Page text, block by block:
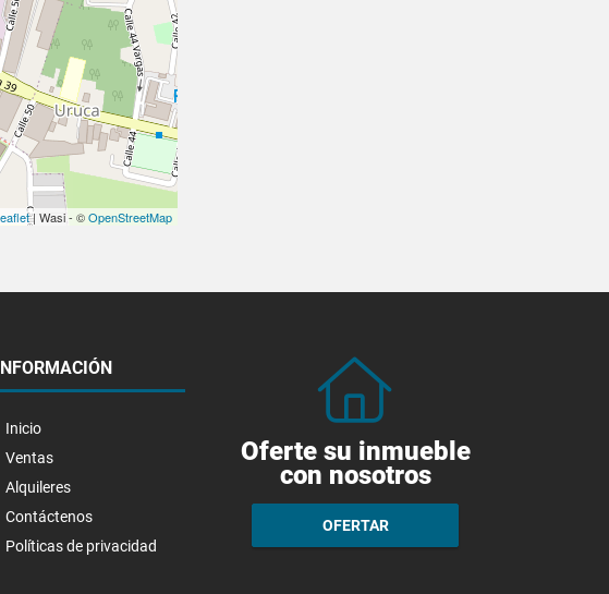
| Wasi - ©OpenStreetMap
INFORMACIÓN
Inicio
Ventas
Alquileres
Contáctenos
Políticas de privacidad
Oferte su inmueble
con nosotros
OFERTAR